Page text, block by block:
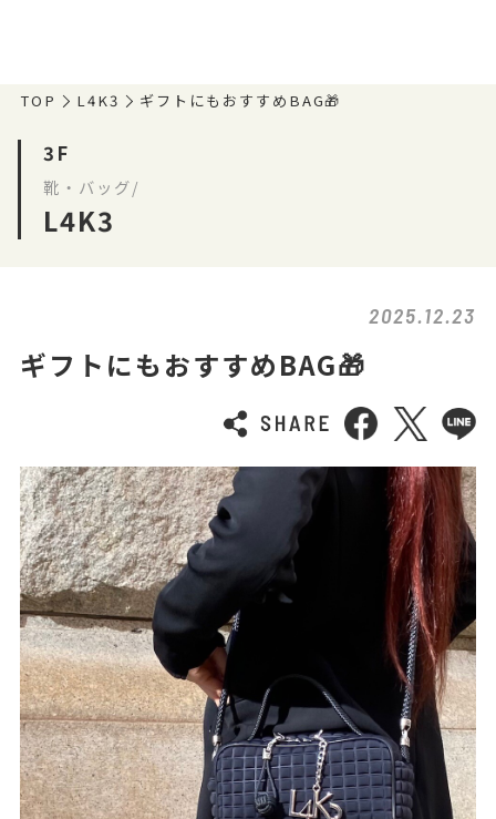
TOP L4K3 ギフトにもおすすめBAG🎁
3F
靴・バッグ/
L4K3
2025.12.23
ギフトにもおすすめBAG🎁